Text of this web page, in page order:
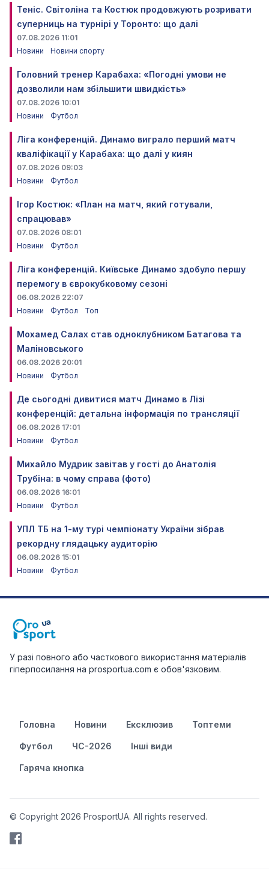
Теніс. Світоліна та Костюк продовжують розривати
суперниць на турнірі у Торонто: що далі
07.08.2026 11:01
Новини
Новини спорту
Головний тренер Карабаха: «Погодні умови не
дозволили нам збільшити швидкість»
07.08.2026 10:01
Новини
Футбол
Ліга конференцій. Динамо виграло перший матч
кваліфікації у Карабаха: що далі у киян
07.08.2026 09:03
Новини
Футбол
Ігор Костюк: «План на матч, який готували,
спрацював»
07.08.2026 08:01
Новини
Футбол
Ліга конференцій. Київське Динамо здобуло першу
перемогу в єврокубковому сезоні
06.08.2026 22:07
Новини
Футбол Топ
Мохамед Салах став одноклубником Батагова та
Маліновського
06.08.2026 20:01
Новини
Футбол
Де сьогодні дивитися матч Динамо в Лізі
конференцій: детальна інформація по трансляції
06.08.2026 17:01
Новини
Футбол
Михайло Мудрик завітав у гості до Анатолія
Трубіна: в чому справа (фото)
06.08.2026 16:01
Новини
Футбол
УПЛ ТБ на 1-му турі чемпіонату України зібрав
рекордну глядацьку аудиторію
06.08.2026 15:01
Новини
Футбол
У разі повного або часткового використання матеріалів
гіперпосилання на prosportua.com є обов'язковим.
Головна Новини Ексклюзив Топтеми
Футбол ЧС-2026 Інші види
Гаряча кнопка
© Copyright 2026 ProsportUA. All rights reserved.